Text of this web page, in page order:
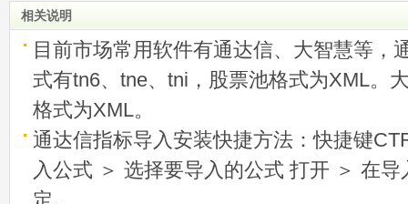
相关说明
目前市场常用软件有通达信、大智慧等，
式有tn6、tne、tni，股票池格式为XML。
格式为XML。
通达信指标导入安装快捷方法：快捷键
入公式 ＞ 选择要导入的公式 打开 ＞ 在